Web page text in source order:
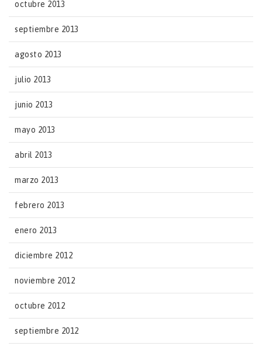
octubre 2013
septiembre 2013
agosto 2013
julio 2013
junio 2013
mayo 2013
abril 2013
marzo 2013
febrero 2013
enero 2013
diciembre 2012
noviembre 2012
octubre 2012
septiembre 2012